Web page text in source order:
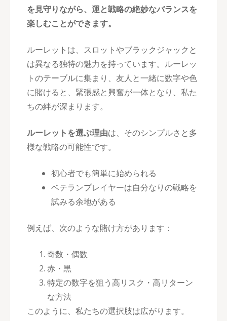
を見守りながら、運と戦略の絶妙なバランスを
楽しむことができます。
ルーレットは、スロットやブラックジャックと
は異なる独特の魅力を持っています。ルーレッ
トのテーブルに集まり、友人と一緒に数字や色
に賭けると、緊張感と興奮が一体となり、私た
ちの絆が深まります。
ルーレットを選ぶ理由は、そのシンプルさと多
様な戦略の可能性です。
初心者でも簡単に始められる
ベテランプレイヤーは自分なりの戦略を
試みる余地がある
例えば、次のような賭け方があります：
奇数・偶数
赤・黒
特定の数字を狙う高リスク・高リターン
な方法
このように、私たちの選択肢は広がります。